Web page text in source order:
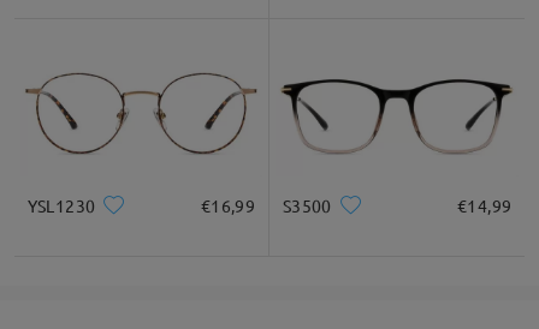
LiveChat (24 ore su 24, 7 giorni su 7) o via email all'indirizzo
service@firmoo.it.
su Apr 24 , 2026
YSL1230 €16,99 S3500 €14,99